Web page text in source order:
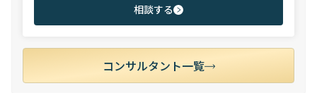
相談する
コンサルタント一覧